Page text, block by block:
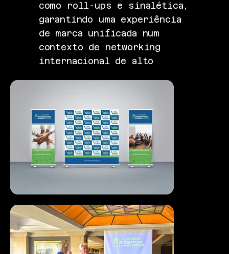
como roll-ups e sinalética,
garantindo uma experiência
de marca unificada num
contexto de networking
internacional de alto